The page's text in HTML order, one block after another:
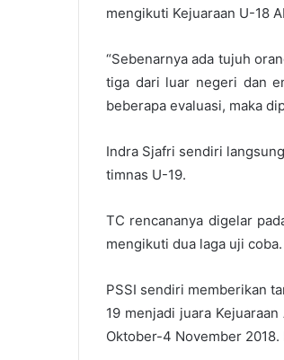
mengikuti Kejuaraan U-18
“Sebenarnya ada tujuh
tiga dari luar negeri dan
beberapa evaluasi, maka
Indra Sjafri sendiri
timnas U-19.
TC rencananya digelar
mengikuti dua laga uji coba.
PSSI sendiri memberikan
19 menjadi juara
Oktober-4 November